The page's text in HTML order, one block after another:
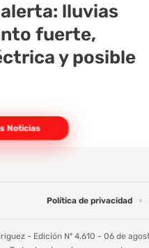
lluvias
fuerte,
y posible
Noticias
Política de privacidad
- Edición Nº 4.610 - 06 de